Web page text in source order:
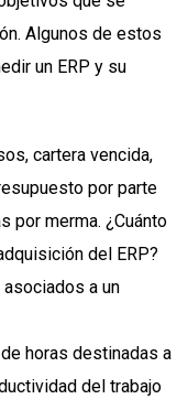
Algunos de estos
un ERP y su
cartera vencida,
por parte
por merma. ¿Cuánto
del ERP?
a un
horas destinadas a
del trabajo